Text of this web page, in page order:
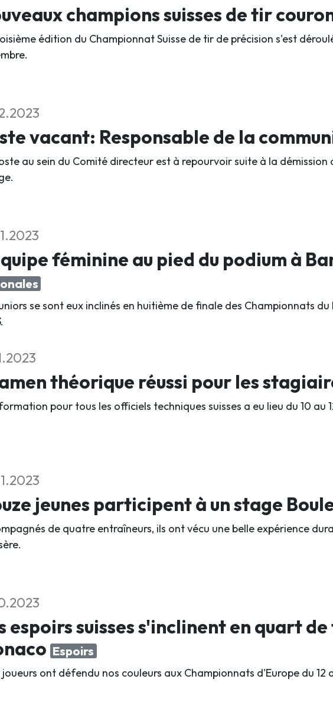
champions suisses de tir
édition du Championnat Suisse de tir de précision s'est
vacant: Responsable de la
au sein du Comité directeur est à repourvoir suite à la démission
féminine au pied du podium à
se sont eux inclinés en huitième de finale des Championnats
théorique réussi pour les
pour tous les officiels techniques suisses a eu lieu du 10 au
jeunes participent à un stage
de quatre entraîneurs, ils ont vécu une belle expérience
espoirs suisses s'inclinent en quart
Espoirs
joueurs ont défendu nos couleurs aux Championnats d'Europe du 12